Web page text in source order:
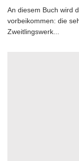
An diesem Buch wird
vorbeikommen: die
Zweitlingswerk